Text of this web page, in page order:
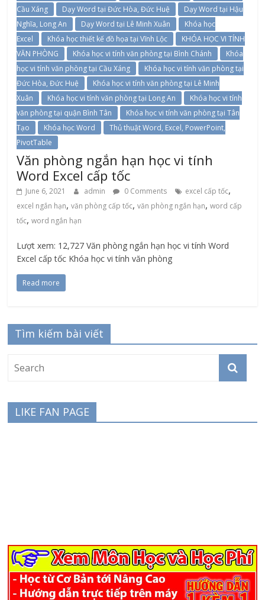
Cầu Xáng
Dạy Word tại Đức Hòa, Đức Huệ
Dạy Word tại Hậu
Nghĩa, Long An
Dạy Word tại Lê Minh Xuân
Khóa học
Excel
Khóa học thiết kế đồ họa tại Vĩnh Lộc
KHÓA HỌC VI TÍNH
VĂN PHÒNG
Khóa học vi tính văn phòng tại Bình Chánh
Khóa
học vi tính văn phòng tại Cầu Xáng
Khóa học vi tính văn phòng tại
Đức Hòa, Đức Huệ
Khóa học vi tính văn phòng tại Lê Minh
Xuân
Khóa học vi tính văn phòng tại Long An
Khóa học vi tính
văn phòng tại quận Bình Tân
Khóa học vi tính văn phòng tại Tân
Tạo
Khóa học Word
Thủ thuật Word, Excel, PowerPoint,
PivotTable
Văn phòng ngắn hạn học vi tính
Word Excel cấp tốc
June 6, 2021 admin 0 Comments excel cấp tốc,
excel ngắn hạn,văn phòng cấp tốc,văn phòng ngắn hạn,word cấp
tốc,word ngắn hạn
Lượt xem: 12,727 Văn phòng ngắn hạn học vi tính Word
Excel cấp tốc Khóa học vi tính văn phòng
Read more
Tìm kiếm bài viết
LIKE FAN PAGE